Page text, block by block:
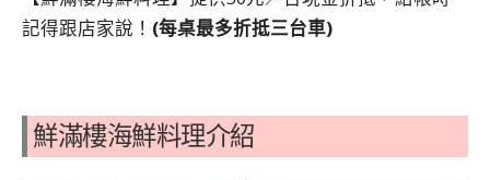
記得跟店家說！ (每桌最多折抵三台車)
鮮滿樓海鮮料理介紹